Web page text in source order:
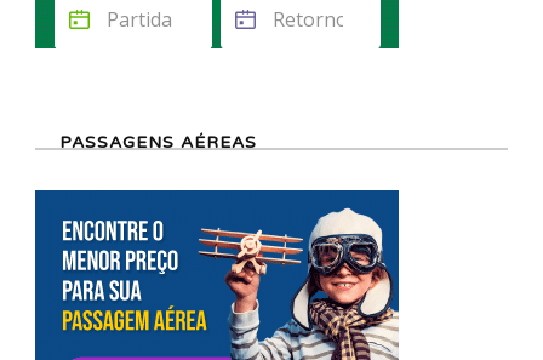
PASSAGENS AÉREAS